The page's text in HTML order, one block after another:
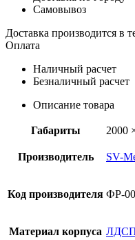
Самовывоз
Доставка производится в
Оплата
Наличный расчет
Безналичный расчет
Описание товара
Габариты 2000
Производитель SV-
Код производителя ФР-
Материал корпуса